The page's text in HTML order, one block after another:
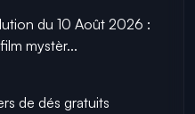
du 10 Août 2026 :
mystèr...
de dés gratuits